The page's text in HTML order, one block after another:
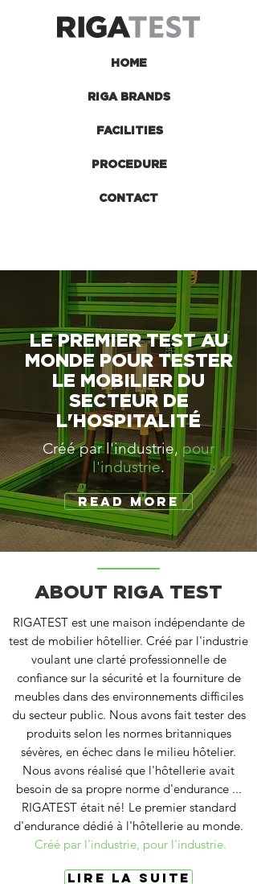
HOME
RIGA BRANDS
FACILITIES
CONTACT
PROCEDURE
ABOUT RIGA TEST
RIGATEST est une maison indépendante de
test de mobilier hôtellier. Créé par l'industrie
voulant une clarté professionnelle de
confiance sur la sécurité et la fourniture de
meubles dans des environnements difficiles
du secteur public. Nous avons fait tester des
produits selon les normes britanniques
sévères, en échec dans le milieu hôtelier.
Nous avons réalisé que l'hôtellerie avait
besoin de sa propre norme d'endurance ...
RIGATEST était né! Le premier standard
d'endurance dédié à l'hôtellerie au monde.
Créé par l'industrie, pour l'industrie.
Lire la suite
READ MORE
Créé par l'industrie, pour
l'industrie.
LE PREMIER TEST AU
MONDE POUR TESTER
LE MOBILIER DU
SECTEUR DE
L'HOSPITALITÉ